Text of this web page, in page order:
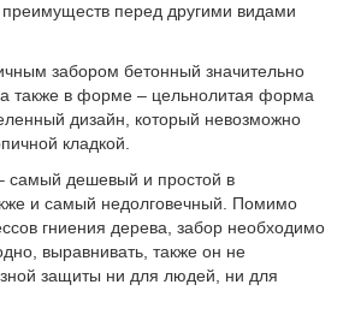
перед другими видами
забором бетонный значительно
также в форме – цельнолитая форма
дизайн, который невозможно
кладкой.
самый дешевый и простой в
и самый недолговечный. Помимо
гниения дерева, забор необходимо
выравнивать, также он не
защиты ни для людей, ни для